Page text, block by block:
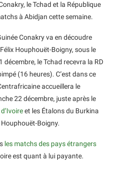
le Tchad et la République
à Abidjan cette semaine.
Conakry va en découdre
Houphouët-Boigny, sous le
décembre, le Tchad recevra la RD
(16 heures). C’est dans ce
accueillera le
22 décembre, juste après le
et les Étalons du Burkina
Boigny.
les matchs des pays étrangers
est quant à lui payante.